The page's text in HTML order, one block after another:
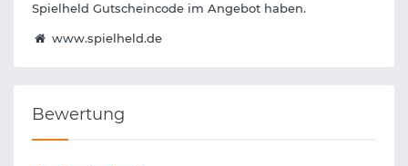
Spielheld Gutscheincode im Angebot haben.
www.spielheld.de
Bewertung